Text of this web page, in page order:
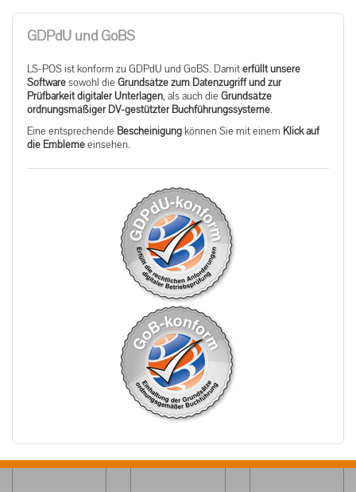
GDPdU und GoBS
LS-POS ist konform zu GDPdU und GoBS. Damiterfüllt unsere
Softwaresowohl die Grundsätze zum Datenzugriff und zur
Prüfbarkeit digitaler Unterlagen, als auch die Grundsätze
ordnungsmäßiger DV-gestützter Buchführungssysteme.
Eine entsprechende Bescheinigungkönnen Sie mit einem Klick auf
die Emblemeeinsehen.